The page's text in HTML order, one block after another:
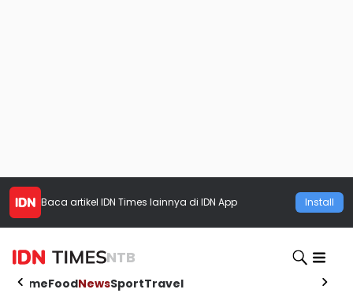
Baca artikel IDN Times lainnya di IDN App Install
NTB
HomeFoodNewsSportTravel